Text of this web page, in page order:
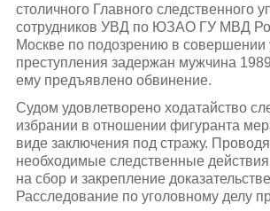
столичного Главного следственного
сотрудников УВД по ЮЗАО ГУ МВД
Москве по подозрению в совершении
преступления задержан мужчина
ему предъявлено обвинение.
Судом удовлетворено ходатайство
избрании в отношении фигуранта
виде заключения под стражу.
необходимые следственные
на сбор и закрепление
Расследование по уголовному делу